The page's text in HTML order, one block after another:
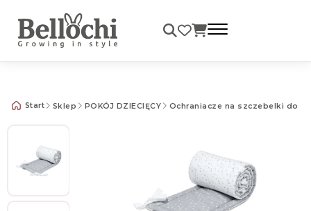
Darmowa dostawa od 99 zł
Start Sklep POKÓJ DZIECIĘCY Ochraniacze na szczebelki do